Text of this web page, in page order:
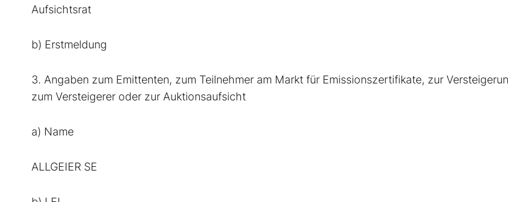
Aufsichtsrat
b) Erstmeldung
3. Angaben zum Emittenten, zum Teilnehmer am Markt für Emissionszertifikate, zur
zum Versteigerer oder zur Auktionsaufsicht
a) Name
ALLGEIER SE